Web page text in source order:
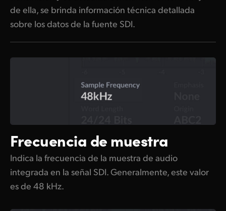
de ella, se brinda información técnica detallada
sobre los datos de la fuente SDI.
Frecuencia de muestra
Indica la frecuencia de la muestra de audio
integrada en la señal SDI. Generalmente, este valor
es de 48 kHz.